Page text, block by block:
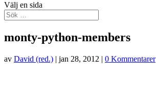
Välj en sida
monty-python-members
av David (red.) | jan 28, 2012 | 0 Kommentarer